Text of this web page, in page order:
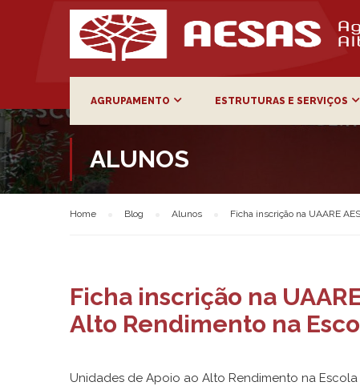
AGRUPAMENTO ESTRUTURAS E SERVIÇOS
ALUNOS
Home Blog Alunos Ficha inscrição na UAARE
Ficha inscrição na
Alto Rendimento na
Unidades de Apoio ao Alto Rendimento na Escola